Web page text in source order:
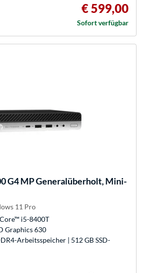
€ 599,00
Sofort verfügbar
G4 MP Generalüberholt, Mini-
11 Pro
i5-8400T
Graphics 630
Arbeitsspeicher | 512 GB SSD-